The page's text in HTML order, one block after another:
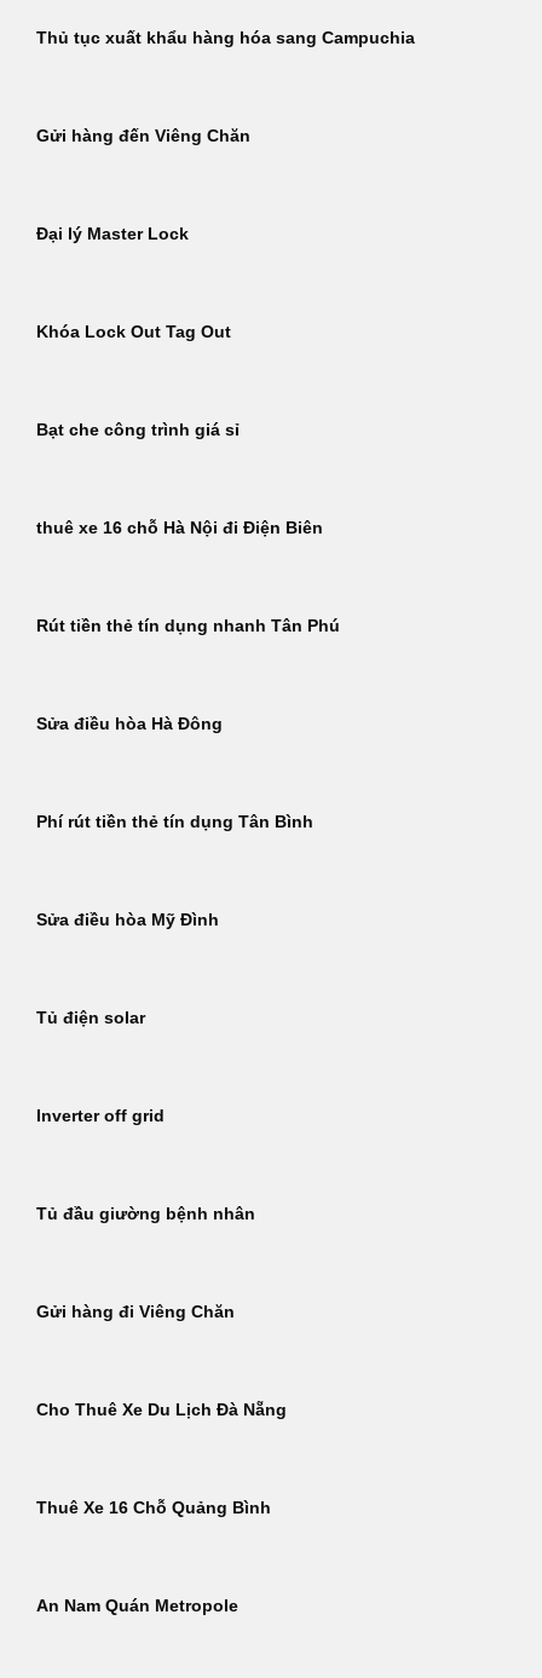
Thủ tục xuất khẩu hàng hóa sang Campuchia
Gửi hàng đến Viêng Chăn
Đại lý Master Lock
Khóa Lock Out Tag Out
Bạt che công trình giá sỉ
thuê xe 16 chỗ Hà Nội đi Điện Biên
Rút tiền thẻ tín dụng nhanh Tân Phú
Sửa điều hòa Hà Đông
Phí rút tiền thẻ tín dụng Tân Bình
Sửa điều hòa Mỹ Đình
Tủ điện solar
Inverter off grid
Tủ đầu giường bệnh nhân
Gửi hàng đi Viêng Chăn
Cho Thuê Xe Du Lịch Đà Nẵng
Thuê Xe 16 Chỗ Quảng Bình
An Nam Quán Metropole